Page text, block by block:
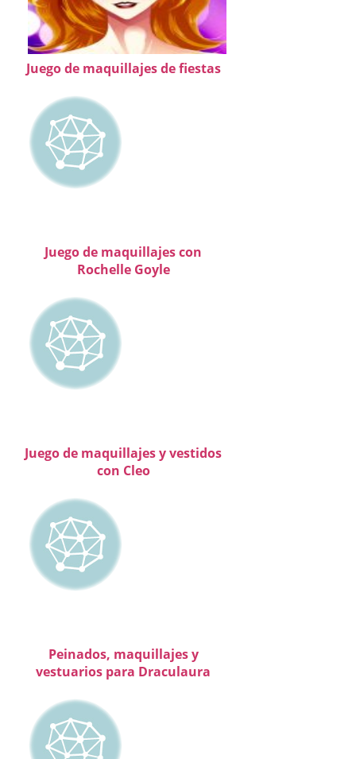
Juego de maquillajes de fiestas
Juego de maquillajes con
Rochelle Goyle
Juego de maquillajes y vestidos
con Cleo
Peinados, maquillajes y
vestuarios para Draculaura